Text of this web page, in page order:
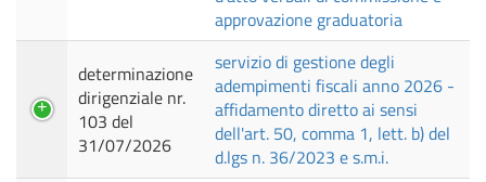
approvazione graduatoria
determinazione
dirigenziale nr.
103 del
31/07/2026
servizio di gestione degli
adempimenti fiscali anno 2026 -
affidamento diretto ai sensi
dell'art. 50, comma 1, lett. b) del
d.lgs n. 36/2023 e s.m.i.